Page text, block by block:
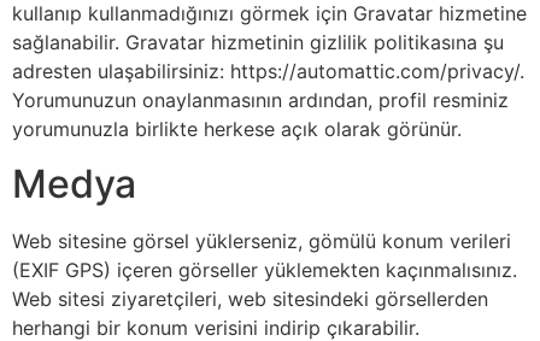
kullanıp kullanmadığınızı görmek için Gravatar hizmetine
sağlanabilir. Gravatar hizmetinin gizlilik politikasına şu
adresten ulaşabilirsiniz: https://automattic.com/privacy/.
Yorumunuzun onaylanmasının ardından, profil resminiz
yorumunuzla birlikte herkese açık olarak görünür.
Medya
Web sitesine görsel yüklerseniz, gömülü konum verileri
(EXIF GPS) içeren görseller yüklemekten kaçınmalısınız.
Web sitesi ziyaretçileri, web sitesindeki görsellerden
herhangi bir konum verisini indirip çıkarabilir.